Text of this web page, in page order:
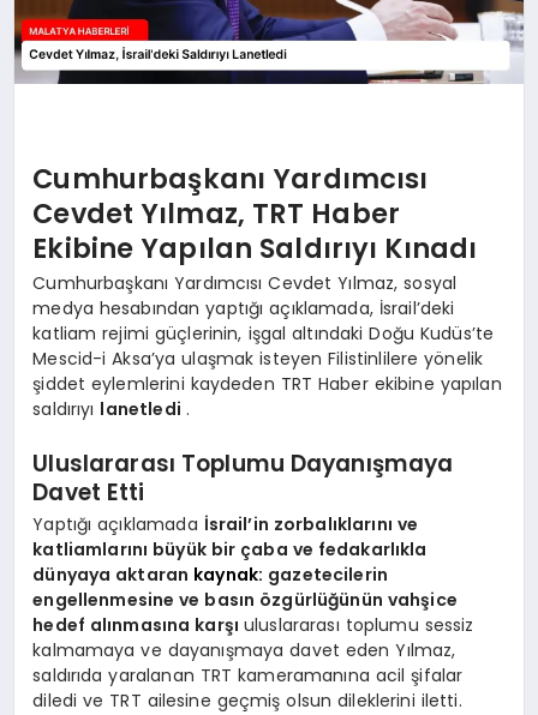
SPOR
Cumhurbaşkanı Yardımcısı
Cevdet Yılmaz, TRT Haber
Ekibine Yapılan Saldırıyı Kınadı
Cumhurbaşkanı Yardımcısı Cevdet Yılmaz, sosyal
medya hesabından yaptığı açıklamada, İsrail’deki
katliam rejimi güçlerinin, işgal altındaki Doğu Kudüs’te
Mescid-i Aksa’ya ulaşmak isteyen Filistinlilere yönelik
şiddet eylemlerini kaydeden TRT Haber ekibine yapılan
saldırıyı lanetledi .
Uluslararası Toplumu Dayanışmaya
Davet Etti
Yaptığı açıklamada İsrail’in zorbalıklarını ve
katliamlarını büyük bir çaba ve fedakarlıkla
dünyaya aktaran kaynak: gazetecilerin
engellenmesine ve basın özgürlüğünün vahşice
hedef alınmasına karşı uluslararası toplumu sessiz
kalmamaya ve dayanışmaya davet eden Yılmaz,
saldırıda yaralanan TRT kameramanına acil şifalar
diledi ve TRT ailesine geçmiş olsun dileklerini iletti.